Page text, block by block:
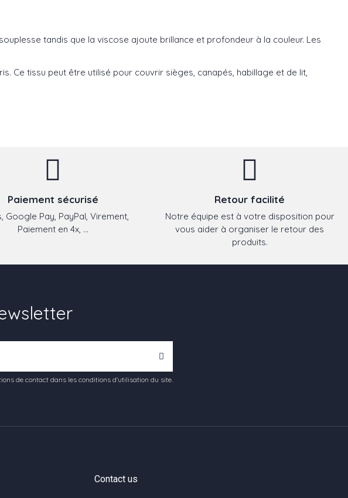
tandis que la viscose ajoute brillance et profondeur à la couleur. Les
Ce tissu peut être utilisé pour couvrir sièges, canapés, habillage et de lit,
Paiement sécurisé
Google Pay, PayPal, Virement,
Paiement en 4x, ...
Retour facilité
Notre équipe est à votre disposition pour
vous aider à organiser le retour des
produits.
de contact dans les conditions d'utilisation du site.
Contact us